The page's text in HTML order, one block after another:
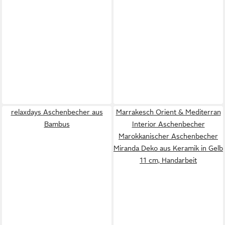
relaxdays Aschenbecher aus
Bambus
Marrakesch Orient & Mediterran
Interior Aschenbecher
Marokkanischer Aschenbecher
Miranda Deko aus Keramik in Gelb
11 cm, Handarbeit